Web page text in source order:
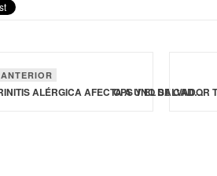
ANTERIOR
RINITIS ALÉRGICA AFECTA A UNO DE CADA CINCO MEXICANOS: ESPECIALISTA